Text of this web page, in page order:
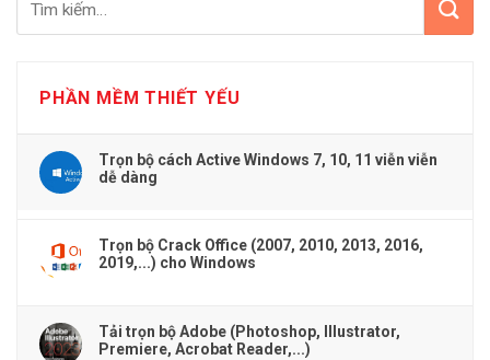
PHẦN MỀM THIẾT YẾU
Trọn bộ cách Active Windows 7, 10, 11 viễn viễn
dễ dàng
Trọn bộ Crack Office (2007, 2010, 2013, 2016,
2019,...) cho Windows
Tải trọn bộ Adobe (Photoshop, Illustrator,
Premiere, Acrobat Reader,...)